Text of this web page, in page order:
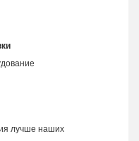
лучше наших